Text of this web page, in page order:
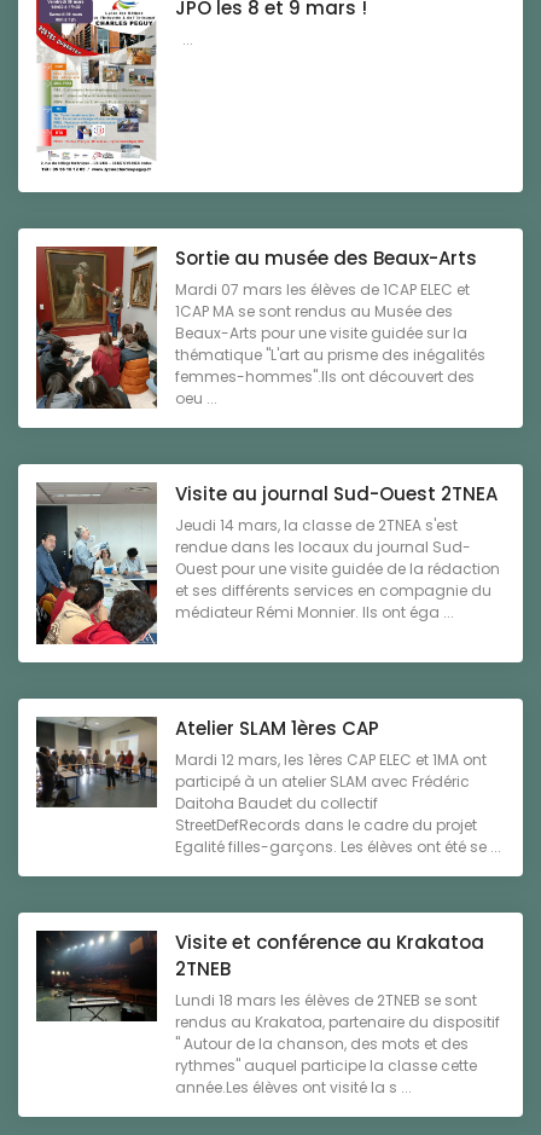
JPO les 8 et 9 mars !
...
Sortie au musée des Beaux-Arts
Mardi 07 mars les élèves de 1CAP ELEC et
1CAP MA se sont rendus au Musée des
Beaux-Arts pour une visite guidée sur la
thématique "L'art au prisme des inégalités
femmes-hommes".Ils ont découvert des
oeu ...
Visite au journal Sud-Ouest 2TNEA
Jeudi 14 mars, la classe de 2TNEA s'est
rendue dans les locaux du journal Sud-
Ouest pour une visite guidée de la rédaction
et ses différents services en compagnie du
médiateur Rémi Monnier. Ils ont éga ...
Atelier SLAM 1ères CAP
Mardi 12 mars, les 1ères CAP ELEC et 1MA ont
participé à un atelier SLAM avec Frédéric
Daitoha Baudet du collectif
StreetDefRecords dans le cadre du projet
Egalité filles-garçons. Les élèves ont été se ...
Visite et conférence au Krakatoa
2TNEB
Lundi 18 mars les élèves de 2TNEB se sont
rendus au Krakatoa, partenaire du dispositif
" Autour de la chanson, des mots et des
rythmes" auquel participe la classe cette
année.Les élèves ont visité la s ...